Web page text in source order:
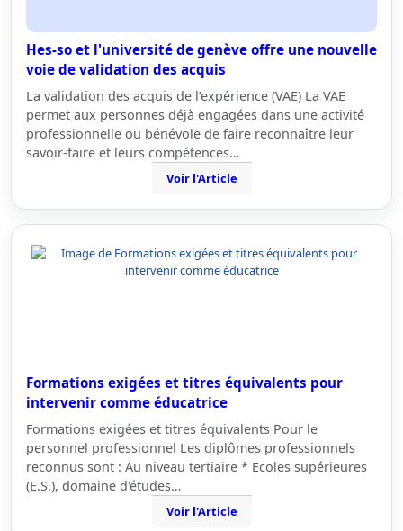
Hes-so et l'université de genève offre une nouvelle
voie de validation des acquis
La validation des acquis de l’expérience (VAE) La VAE
permet aux personnes déjà engagées dans une activité
professionnelle ou bénévole de faire reconnaître leur
savoir-faire et leurs compétences…
Voir l'Article
Formations exigées et titres équivalents pour
intervenir comme éducatrice
Formations exigées et titres équivalents Pour le
personnel professionnel Les diplômes professionnels
reconnus sont : Au niveau tertiaire * Ecoles supérieures
(E.S.), domaine d'études…
Voir l'Article